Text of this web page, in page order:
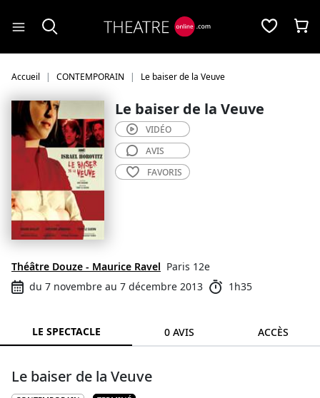
Accueil CONTEMPORAIN Le baiser de la Veuve
Le baiser de la Veuve
Théâtre Douze - Maurice Ravel Paris 12e
du 7 novembre au 7 décembre 2013
1h35
VIDÉO
AVIS
FAVORIS
LE SPECTACLE 0 AVIS ACCÈS
Le baiser de la Veuve